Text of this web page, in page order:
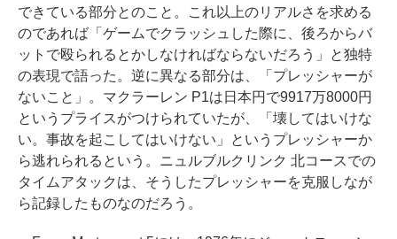
できている部分とのこと。これ以上のリアルさを求める
のであれば「ゲームでクラッシュした際に、後ろからバ
ットで殴られるとかしなければならないだろう」と独特
の表現で語った。逆に異なる部分は、「プレッシャーが
ないこと」。マクラーレン P1は日本円で9917万8000円
というプライスがつけられていたが、「壊してはいけな
い。事故を起こしてはいけない」というプレッシャーか
ら逃れられるという。ニュルブルクリンク 北コースでの
タイムアタックは、そうしたプレッシャーを克服しなが
ら記録したものなのだろう。